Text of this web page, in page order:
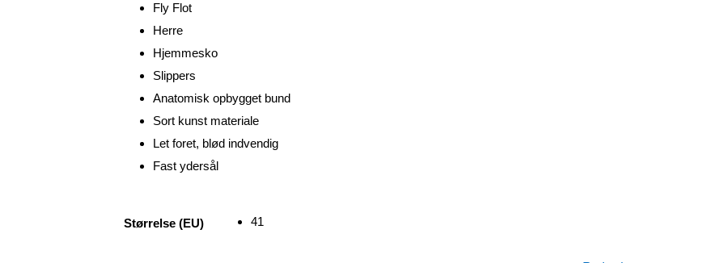
Fly Flot
Herre
Hjemmesko
Slippers
Anatomisk opbygget bund
Sort kunst materiale
Let foret, blød indvendig
Fast ydersål
Størrelse (EU) 41